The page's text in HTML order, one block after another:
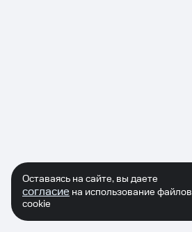
Оставаясь на сайте, вы даете
согласие на использование файлов
cookie